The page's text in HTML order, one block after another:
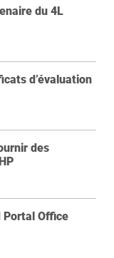
du 4L
d’évaluation
des
Portal Office